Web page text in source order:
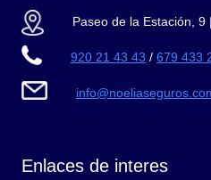
Paseo de la Estación, 9
920 21 43 43 / 679 433
Enlaces de interes